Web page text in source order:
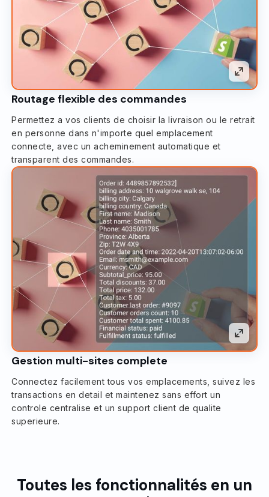
Routage flexible des commandes
Permettez a vos clients de choisir la livraison ou le retrait
en personne dans n'importe quel emplacement
connecte, avec un acheminement automatique et
transparent des commandes.
Gestion multi-sites complete
Connectez facilement tous vos emplacements, suivez les
transactions en detail et maintenez sans effort un
controle centralise et un support client de qualite
superieure.
Toutes les fonctionnalités en un